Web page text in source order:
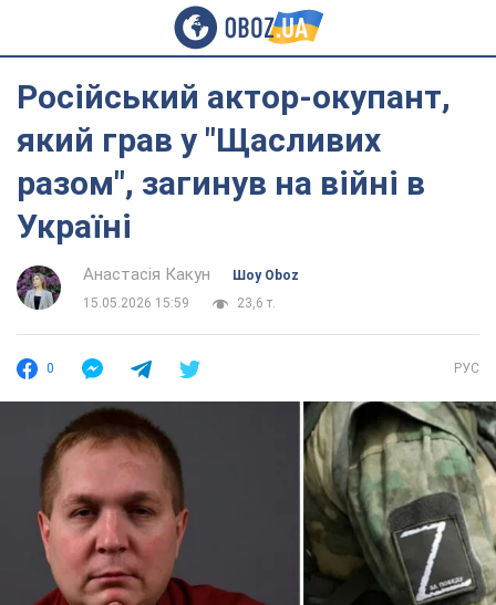
Російський актор-окупант,
який грав у "Щасливих
разом", загинув на війні в
Україні
Анастасія Какун
Шоу Oboz
15.05.2026 15:59
23,6 т.
0 РУС